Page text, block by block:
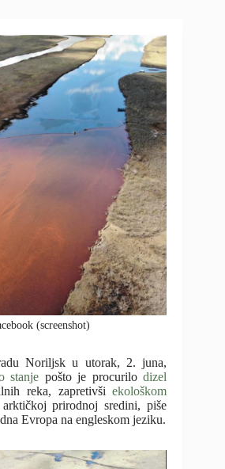
(screenshot)
Noriljsk u utorak, 2. juna,
stanje pošto je procurilodizel
reka, zapretivšiekološkom
prirodnoj sredini, piše
Evropa na engleskom jeziku.